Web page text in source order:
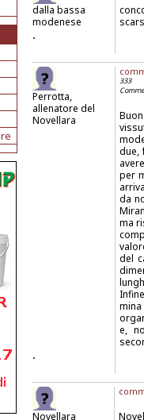
dalla bassa
modenese
.
Perrotta,
allenatore del
Novellara
333
due,
per
da
ma
del
e,
.
Novellara